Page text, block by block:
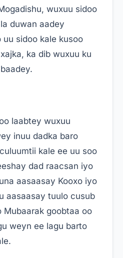
wuxuu sidoo
duwan aadey
uu sidoo kale kusoo
ka dib wuxuu ku
laabtey wuxuu
inuu dadka baro
kale ee uu soo
dad raacsan iyo
aasaasay Kooxo iyo
aasaasay tuulo cusub
Mubaarak goobtaa oo
weyn ee lagu barto